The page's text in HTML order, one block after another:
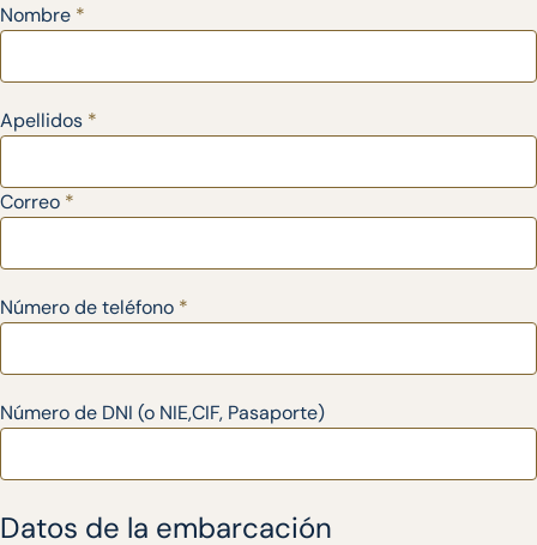
Nombre *
Apellidos *
Correo *
Número de teléfono *
Número de DNI (o NIE,CIF, Pasaporte)
Datos de la embarcación